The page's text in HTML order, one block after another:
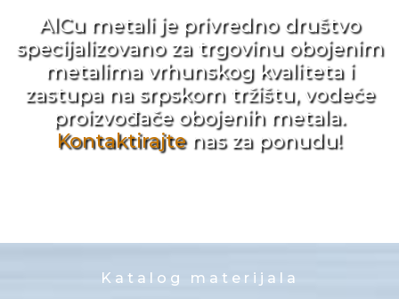
AlCu metali je privredno društvo
specijalizovano za trgovinu obojenim
metalima vrhunskog kvaliteta i
zastupa na srpskom tržištu, vodeće
proizvođače obojenih metala.
Kontaktirajtenas za ponudu!
Katalog materijala